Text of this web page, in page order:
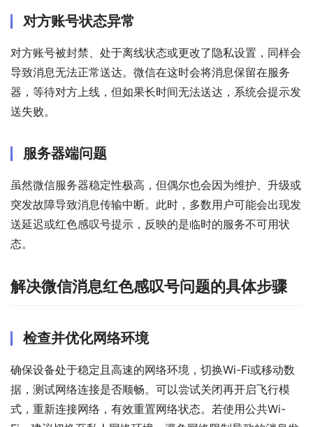
对方账号状态异常
对方账号被封禁、处于离线状态或更改了隐私设置，同样会
导致消息无法正常送达。微信在这时会将消息保留在服务
器，等待对方上线，但如果长时间无法送达，系统会提示发
送失败。
服务器端问题
虽然微信服务器稳定性极高，但偶尔也会因为维护、升级或
突发故障导致消息传输中断。此时，多数用户可能会出现发
送延迟或红色感叹号提示，反映的是临时的服务不可用状
态。
解决微信消息红色感叹号问题的具体步骤
检查并优化网络环境
确保设备处于稳定且高速的网络环境，切换Wi-Fi或移动数
据，测试网络连接是否顺畅。可以尝试关闭再开启飞行模
式，重新连接网络，有效重置网络状态。若使用公共Wi-